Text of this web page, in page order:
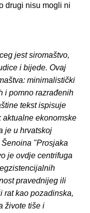
drugi nisu mogli ni
jest siromaštvo,
i bijede. Ovaj
minimalistički
i pomno razrađenih
tekst ispisuje
ekonomske
je u hrvatskoj
"Prosjaka
je ovdje centrifuga
pravednijeg ili
rat kao pozadinska,
živote tiše i